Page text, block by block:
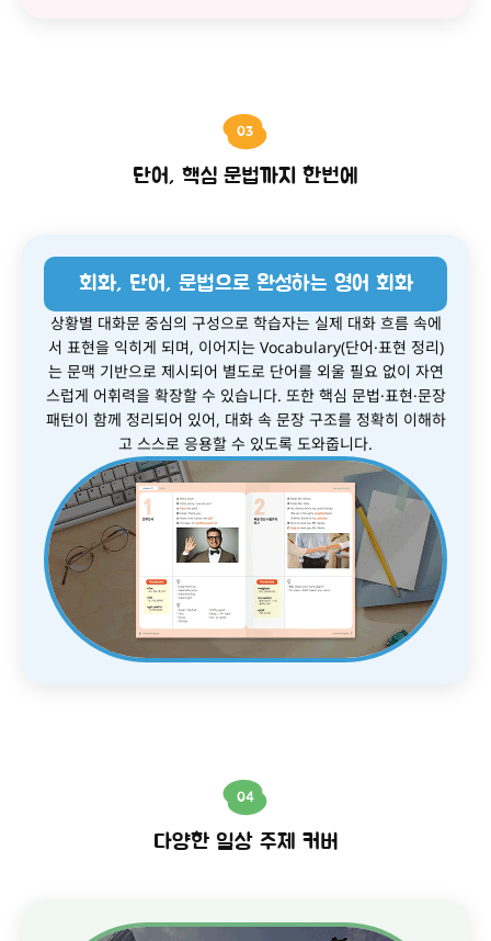
03
단어, 핵심 문법까지 한번에
회화, 단어, 문법으로 완성하는 영어 회화
상황별 대화문 중심의 구성으로 학습자는 실제 대화 흐름 속에
서 표현을 익히게 되며, 이어지는 Vocabulary(단어·표현 정리)
는 문맥 기반으로 제시되어 별도로 단어를 외울 필요 없이 자연
스럽게 어휘력을 확장할 수 있습니다. 또한 핵심 문법·표현·문장
패턴이 함께 정리되어 있어, 대화 속 문장 구조를 정확히 이해하
고 스스로 응용할 수 있도록 도와줍니다.
04
다양한 일상 주제 커버